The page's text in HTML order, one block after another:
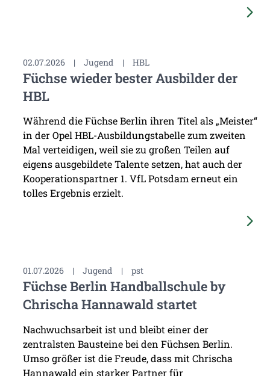
02.07.2026 | Jugend | HBL
Füchse wieder bester Ausbilder der
HBL
Während die Füchse Berlin ihren Titel als „Meister“
in der Opel HBL-Ausbildungstabelle zum zweiten
Mal verteidigen, weil sie zu großen Teilen auf
eigens ausgebildete Talente setzen, hat auch der
Kooperationspartner 1. VfL Potsdam erneut ein
tolles Ergebnis erzielt.
01.07.2026 | Jugend | pst
Füchse Berlin Handballschule by
Chrischa Hannawald startet
Nachwuchsarbeit ist und bleibt einer der
zentralsten Bausteine bei den Füchsen Berlin.
Umso größer ist die Freude, dass mit Chrischa
Hannawald ein starker Partner für